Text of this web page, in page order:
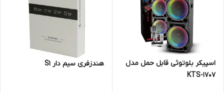
اسپیکر بلوتوثی قابل حمل مدل
KTS-1707
هندزفری سیم دار S1